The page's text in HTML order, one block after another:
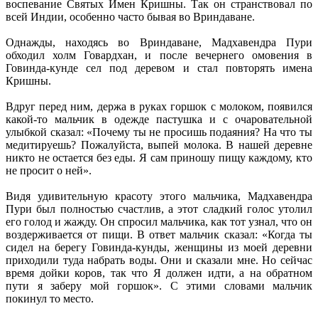
воспевание Святых Имен Кришны. Так он странствовал по
всей Индии, особенно часто бывая во Вриндаване.
Однажды, находясь во Вриндаване, Мадхавендра Пури
обходил холм Говардхан, и после вечернего омовения в
Говинда-кунде сел под деревом и стал повторять имена
Кришны.
Вдруг перед ним, держа в руках горшок с молоком, появился
какой-то мальчик в одежде пастушка и с очаровательной
улыбкой сказал: «Почему ты не просишь подаяния? На что ты
медитируешь? Пожалуйста, выпей молока. В нашей деревне
никто не остается без еды. Я сам приношу пищу каждому, кто
не просит о ней».
Видя удивительную красоту этого мальчика, Мадхавендра
Пури был полностью счастлив, а этот сладкий голос утолил
его голод и жажду. Он спросил мальчика, как тот узнал, что он
воздерживается от пищи. В ответ мальчик сказал: «Когда ты
сидел на берегу Говинда-кунды, женщины из моей деревни
приходили туда набрать воды. Они и сказали мне. Но сейчас
время дойки коров, так что Я должен идти, а на обратном
пути я заберу мой горшок». С этими словами мальчик
покинул то место.